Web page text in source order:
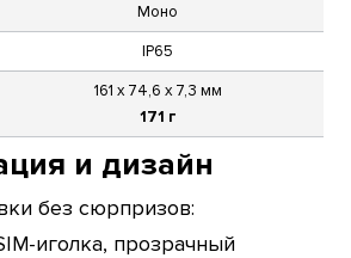
Моно
IP65
161 х 74,6 х 7,3 мм
171 г
и дизайн
без сюрпризов:
иголка, прозрачный